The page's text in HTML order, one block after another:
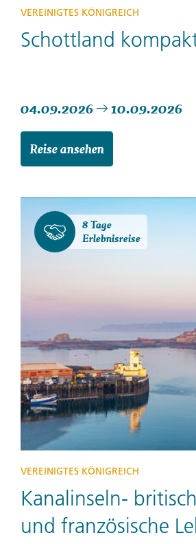
VEREINIGTES KÖNIGREICH
Schottland
04.09.2026 10.09.2026
Reise ansehen
8 Tage
Erlebnisreise
VEREINIGTES KÖNIGREICH
Kanalinseln-
und französische